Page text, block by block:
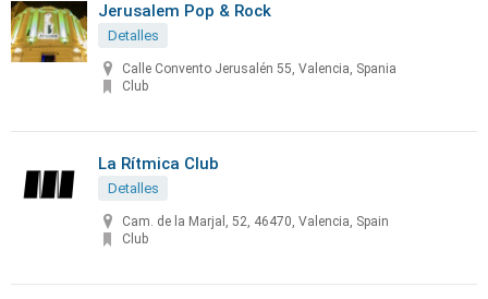
Jerusalem Pop & Rock
Detalles
Calle Convento Jerusalén 55, Valencia, Spania
Club
La Rítmica Club
Detalles
Cam. de la Marjal, 52, 46470, Valencia, Spain
Club